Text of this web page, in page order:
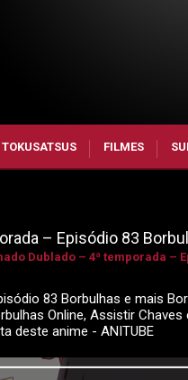
TOKUSATSUS FILMES
– Episódio 83
Dublado – 4ª temporada –
83 Borbulhas e mais
Online, Assistir
deste anime - ANITUBE